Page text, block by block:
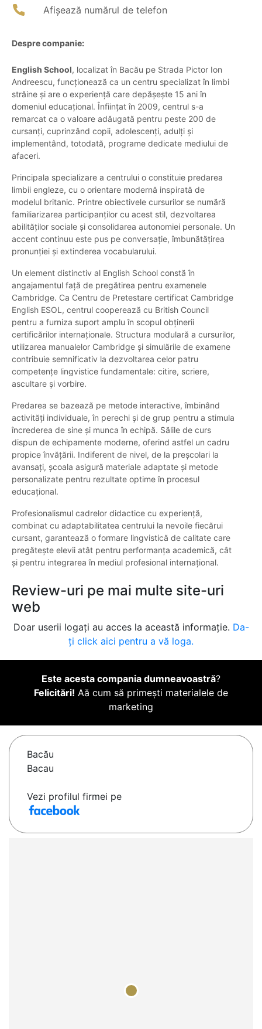
Afișează numărul de telefon
Despre companie:
English School, localizat în Bacău pe Strada Pictor Ion
Andreescu, funcționează ca un centru specializat în limbi
străine și are o experiență care depășește 15 ani în
domeniul educațional. Înființat în 2009, centrul s-a
remarcat ca o valoare adăugată pentru peste 200 de
cursanți, cuprinzând copii, adolescenți, adulți și
implementând, totodată, programe dedicate mediului de
afaceri.
Principala specializare a centrului o constituie predarea
limbii engleze, cu o orientare modernă inspirată de
modelul britanic. Printre obiectivele cursurilor se numără
familiarizarea participanților cu acest stil, dezvoltarea
abilităților sociale și consolidarea autonomiei personale. Un
accent continuu este pus pe conversație, îmbunătățirea
pronunției și extinderea vocabularului.
Un element distinctiv al English School constă în
angajamentul față de pregătirea pentru examenele
Cambridge. Ca Centru de Pretestare certificat Cambridge
English ESOL, centrul cooperează cu British Council
pentru a furniza suport amplu în scopul obținerii
certificărilor internaționale. Structura modulară a cursurilor,
utilizarea manualelor Cambridge și simulările de examene
contribuie semnificativ la dezvoltarea celor patru
competențe lingvistice fundamentale: citire, scriere,
ascultare și vorbire.
Predarea se bazează pe metode interactive, îmbinând
activități individuale, în perechi și de grup pentru a stimula
încrederea de sine și munca în echipă. Sălile de curs
dispun de echipamente moderne, oferind astfel un cadru
propice învățării. Indiferent de nivel, de la preșcolari la
avansați, școala asigură materiale adaptate și metode
personalizate pentru rezultate optime în procesul
educațional.
Profesionalismul cadrelor didactice cu experiență,
combinat cu adaptabilitatea centrului la nevoile fiecărui
cursant, garantează o formare lingvistică de calitate care
pregătește elevii atât pentru performanța academică, cât
și pentru integrarea în mediul profesional internațional.
Review-uri pe mai multe site-uri
web
Doar userii logați au acces la această informație. Da-
ți click aici pentru a vă loga.
Este acesta compania dumneavoastră?
Felicitări! Aă cum să primești materialele de
marketing
Bacău
Bacau
Vezi profilul firmei pe